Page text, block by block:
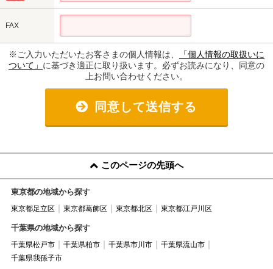
FAX
※ご入力いただいたお客さまの個人情報は、
「個人情報の取扱いに
ついて」 に基づき適正に取り扱います。必ずお読みになり、同意の
上お問い合わせください。
同意して送信する
このページの先頭へ
東京都の地域から探す
東京都足立区 東京都葛飾区 東京都北区 東京都江戸川区
千葉県の地域から探す
千葉県松戸市 千葉県柏市 千葉県市川市
千葉県流山市
千葉県我孫子市